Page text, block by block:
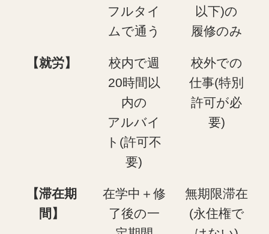
フルタイ
ムで通う
以下)の
履修のみ
【就労】
校内で週
20時間以
内の
アルバイ
ト(許可不
要)
校外での
仕事(特別
許可が必
要)
【滞在期
間】
在学中＋修
了後の一
無期限滞在
(永住権で